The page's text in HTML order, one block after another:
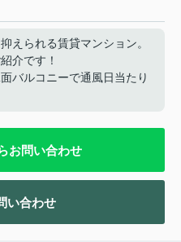
えられる賃貸マンション。
介です！
バルコニーで通風日当たり
お問い合わせ
い合わせ